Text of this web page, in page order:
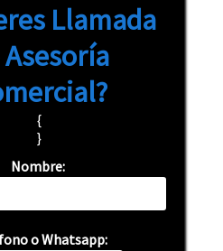
Llamada
Asesoría
{
}
Nombre:
o Whatsapp: